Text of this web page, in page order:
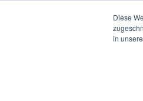
Diese
in